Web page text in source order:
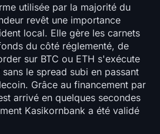
utilisée par la majorité du
revêt une importance
local. Elle gère les carnets
du côté réglementé, de
sur BTC ou ETH s'exécute
le spread subi en passant
Grâce au financement par
arrivé en quelques secondes
Kasikornbank a été validé